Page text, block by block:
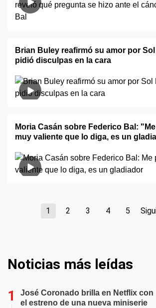
Brian Buley reafirmó su amor por Sol
pidió disculpas en la cara
Moria Casán sobre Federico Bal:
muy valiente que lo diga, es un
1 2 3 4 5
Noticias más leídas
José Coronado brilla en Netflix con
el estreno de una nueva miniserie